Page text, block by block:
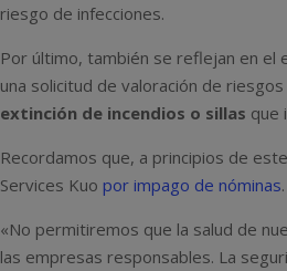
riesgo de infecciones.
Por último, también se reflejan en
una solicitud de valoración de
extinción de incendios o sillas que
Recordamos que, a principios de
Services Kuo por impago de nóminas.
«No permitiremos que la salud de
las empresas responsables. La